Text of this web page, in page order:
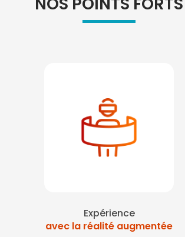
Expérience
avec la réalité augmentée